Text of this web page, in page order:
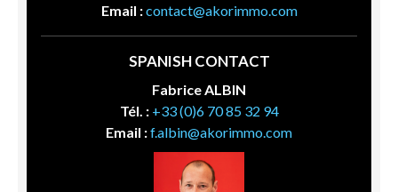
Email :contact@akorimmo.com
SPANISH CONTACT
Fabrice ALBIN
Tél. : +33 (0)6 70 85 32 94
Email :f.albin@akorimmo.com